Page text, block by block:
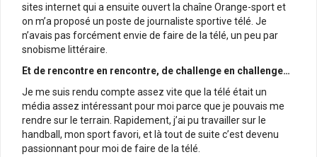
sites internet qui a ensuite ouvert la chaîne Orange-sport et
on m’a proposé un poste de journaliste sportive télé. Je
n’avais pas forcément envie de faire de la télé, un peu par
snobisme littéraire.
Et de rencontre en rencontre, de challenge en challenge…
Je me suis rendu compte assez vite que la télé était un
média assez intéressant pour moi parce que je pouvais me
rendre sur le terrain. Rapidement, j’ai pu travailler sur le
handball, mon sport favori, et là tout de suite c’est devenu
passionnant pour moi de faire de la télé.